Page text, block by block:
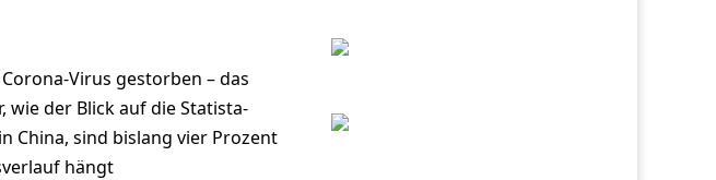
Virus gestorben – das
wie der Blick auf die Statista-
China, sind bislang vier Prozent
hängt